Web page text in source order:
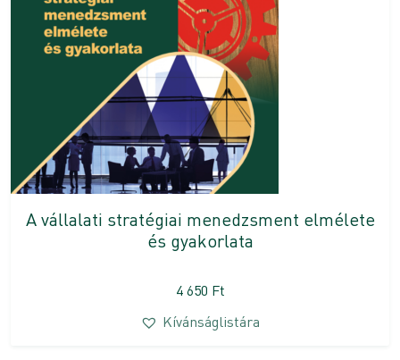
A vállalati stratégiai menedzsment elmélete
és gyakorlata
4 650 Ft
Kívánságlistára